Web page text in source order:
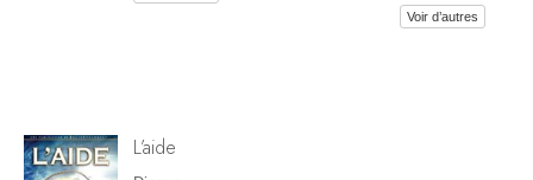
Voir d’autres
L’aide